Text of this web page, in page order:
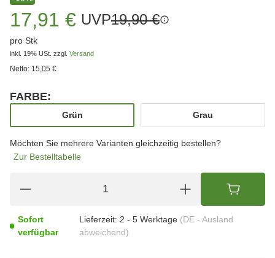
17,91 € UVP19,90 €
pro Stk
inkl. 19% USt. zzgl. Versand
Netto: 15,05 €
FARBE:
Grün
Grün
Grau
Grau
Möchten Sie mehrere Varianten gleichzeitig bestellen?
Zur Bestelltabelle
Sofort
verfügbar
Lieferzeit: 2 - 5 Werktage (DE - Ausland
abweichend)